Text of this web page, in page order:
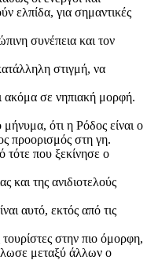
ελπίδα, για σημαντικές
συνέπεια και τον
στιγμή, να
ακόμα σε νηπιακή μορφή.
μήνυμα, ότι η Ρόδος είναι ο
προορισμός στη γη.
τότε που ξεκίνησε ο
και της ανιδιοτελούς
αυτό, εκτός από τις
στην πιο όμορφη,
μεταξύ άλλων ο